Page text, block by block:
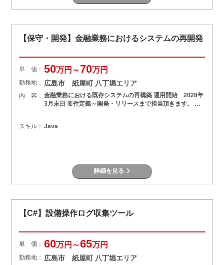
【保守・開発】金融業務におけるシステムの再開発
単 価： 50万円～70万円
勤務地： 広島市 紙屋町 八丁堀エリア
内 容： 金融業務における既存システムの再構築 運用開始 2028年
3月末日 要件定義～開発・リリースまで担当頂きます。 …
スキル： Java
詳細を見る
【C#】設備操作ログ収集ツール
単 価： 60万円～65万円
勤務地： 広島市 紙屋町 八丁堀エリア